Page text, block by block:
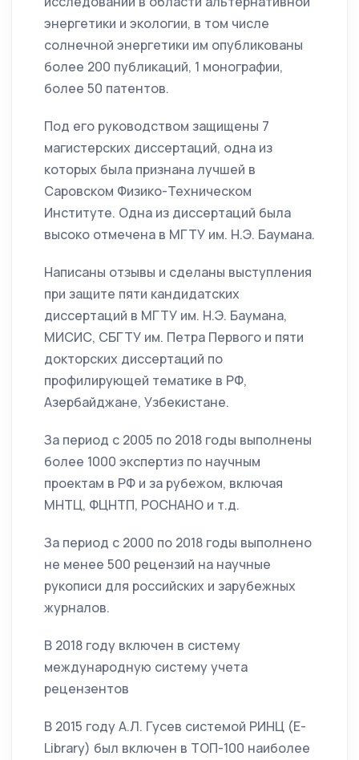
энергетики и экологии, в том числе
солнечной энергетики им опубликованы
более 200 публикаций, 1 монографии,
более 50 патентов.
Под его руководством защищены 7
магистерских диссертаций, одна из
которых была признана лучшей в
Саровском Физико-Техническом
Институте. Одна из диссертаций была
высоко отмечена в МГТУ им. Н.Э. Баумана.
Написаны отзывы и сделаны выступления
при защите пяти кандидатских
диссертаций в МГТУ им. Н.Э. Баумана,
МИСИС, СБГТУ им. Петра Первого и пяти
докторских диссертаций по
профилирующей тематике в РФ,
Азербайджане, Узбекистане.
За период с 2005 по 2018 годы выполнены
более 1000 экспертиз по научным
проектам в РФ и за рубежом, включая
МНТЦ, ФЦНТП, РОСНАНО и т.д.
За период с 2000 по 2018 годы выполнено
не менее 500 рецензий на научные
рукописи для российских и зарубежных
журналов.
В 2018 году включен в систему
международную систему учета
рецензентов
В 2015 году А.Л. Гусев системой РИНЦ (E-
Library) был включен в ТОП-100 наиболее